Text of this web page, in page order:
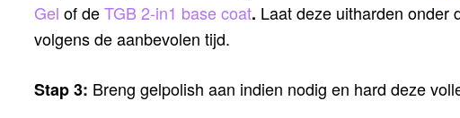
Gel of deTGB 2-in1 base coat. Laat deze uitharden onder
volgens de aanbevolen tijd.
Stap 3: Breng gelpolish aan indien nodig en hard deze